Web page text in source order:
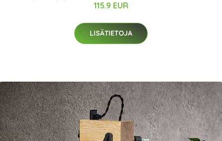
115.9 EUR
LISÄTIETOJA